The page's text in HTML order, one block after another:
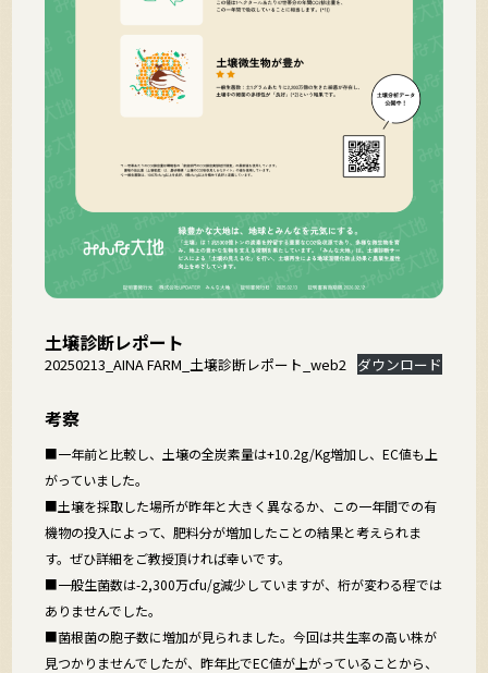
土壌診断レポート
20250213_AINA FARM_土壌診断レポート_web2 ダウンロード
考察
■一年前と比較し、土壌の全炭素量は+10.2g/Kg増加し、EC値も上
がっていました。
■土壌を採取した場所が昨年と大きく異なるか、この一年間での有
機物の投入によって、肥料分が増加したことの結果と考えられま
す。ぜひ詳細をご教授頂ければ幸いです。
■一般生菌数は-2,300万cfu/g減少していますが、桁が変わる程では
ありませんでした。
■菌根菌の胞子数に増加が見られました。今回は共生率の高い株が
見つかりませんでしたが、昨年比でEC値が上がっていることから、